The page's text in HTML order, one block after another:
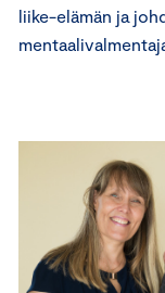
liike-elämän ja